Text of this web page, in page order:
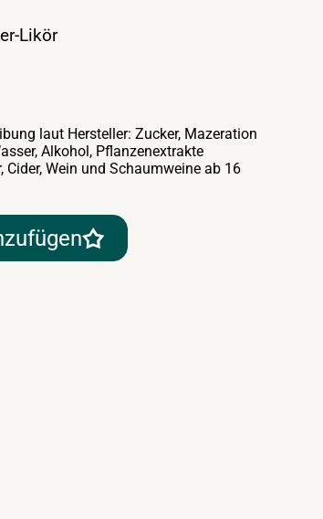
Likör
laut Hersteller: Zucker, Mazeration
Alkohol, Pflanzenextrakte
Wein und Schaumweine ab 16